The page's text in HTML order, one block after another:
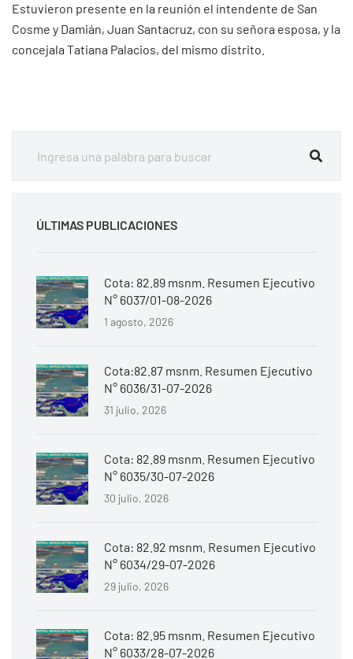
Estuvieron presente en la reunión el intendente de San
Cosme y Damián, Juan Santacruz, con su señora esposa, y la
concejala Tatiana Palacios, del mismo distrito.
ÚLTIMAS PUBLICACIONES
Cota: 82.89 msnm. Resumen Ejecutivo
N° 6037/01-08-2026
1 agosto, 2026
Cota:82.87 msnm. Resumen Ejecutivo
N° 6036/31-07-2026
31 julio, 2026
Cota: 82.89 msnm. Resumen Ejecutivo
N° 6035/30-07-2026
30 julio, 2026
Cota: 82.92 msnm. Resumen Ejecutivo
N° 6034/29-07-2026
29 julio, 2026
Cota: 82.95 msnm. Resumen Ejecutivo
N° 6033/28-07-2026